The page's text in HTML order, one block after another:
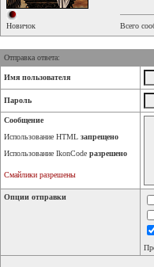
Новичок Всего
Отправка ответа:
Имя пользователя
Пароль
Сообщение
Использование HTML запрещено
Использование IkonCode разрешено
Смайлики разрешены
Опции отправки